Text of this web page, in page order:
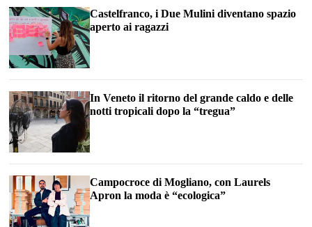
Castelfranco, i Due Mulini diventano spazio
aperto ai ragazzi
In Veneto il ritorno del grande caldo e delle
notti tropicali dopo la “tregua”
Campocroce di Mogliano, con Laurels
Apron la moda è “ecologica”